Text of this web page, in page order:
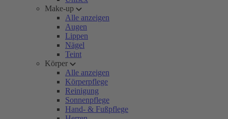
Make-up
Alle anzeigen
Augen
Lippen
Nägel
Teint
Körper
Alle anzeigen
Körperpflege
Reinigung
Sonnenpflege
Hand- & Fußpflege